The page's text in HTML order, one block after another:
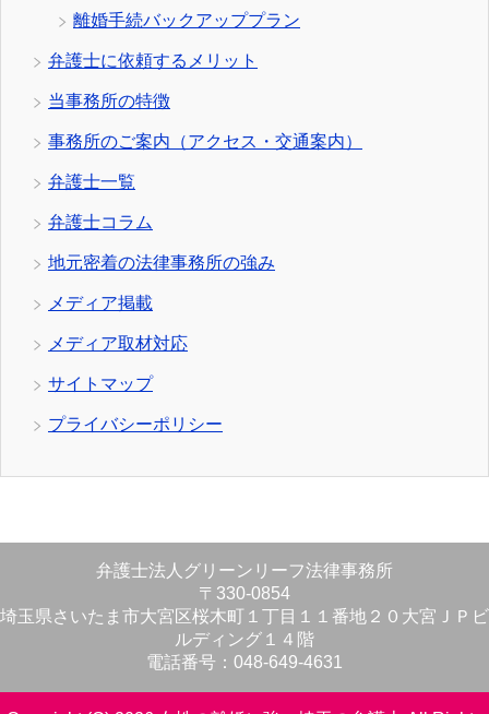
離婚手続バックアッププラン
弁護士に依頼するメリット
当事務所の特徴
事務所のご案内（アクセス・交通案内）
弁護士一覧
弁護士コラム
地元密着の法律事務所の強み
メディア掲載
メディア取材対応
サイトマップ
プライバシーポリシー
弁護士法人グリーンリーフ法律事務所
〒330-0854
埼玉県さいたま市大宮区桜木町１丁目１１番地２０大宮ＪＰビ
ルディング１４階
電話番号：048-649-4631